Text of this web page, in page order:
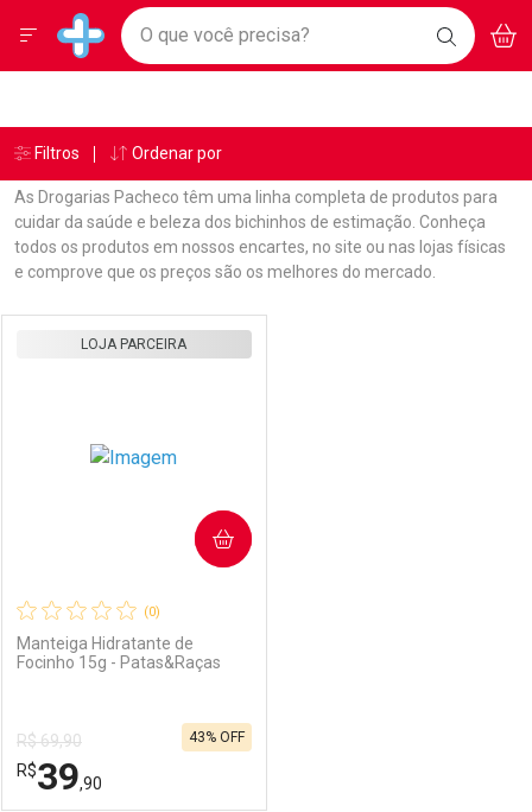
Drogarias Pacheco
Baixe nosso APP e aproveite Ofertas Exclusivas!
BAIXE
O APP
Ir direto para a home
pela página
Ir direto para o conteúdo
Ir direto para a busca
Ir direto para a ajuda
Ir direto para a notificações
Ir direto para o carrinho
Ir direto para o menu
Faça a sua busca
O que você precisa? BUSCAR
Menu
Breadcrumb
Drogarias Pacheco Produto Pet
As Drogarias Pacheco têm uma linha completa de produtos para
cuidar da saúde e beleza dos bichinhos de estimação. Conheça
todos os produtos em nossos encartes, no site ou nas lojas físicas
e comprove que os preços são os melhores do mercado.
Linkagens Internas em Destaque
Promoções em Destaque
Prateleira
(0)
Manteiga Hidratante de
Focinho 15g - Patas&Raças
LOJA PARCEIRA
R$ 69,90
R$39,90
43% OFF
COMPRAR
Âncoras
Filtros Ordenar por